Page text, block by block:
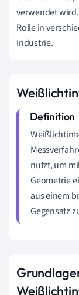
verwendet
Rolle in
Industrie.
nutzt, um
Geometrie
aus einem
Gegensatz